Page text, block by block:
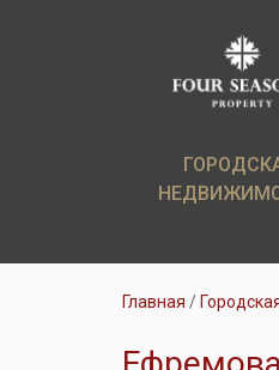
ГОРОДСКАЯ
Элитные
Аренда
Главная